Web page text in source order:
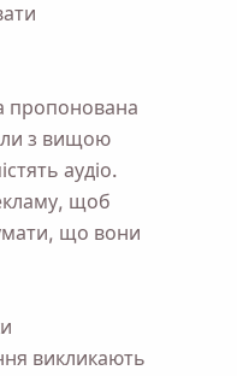
пропонована
з вищою
аудіо.
щоб
що вони
викликають